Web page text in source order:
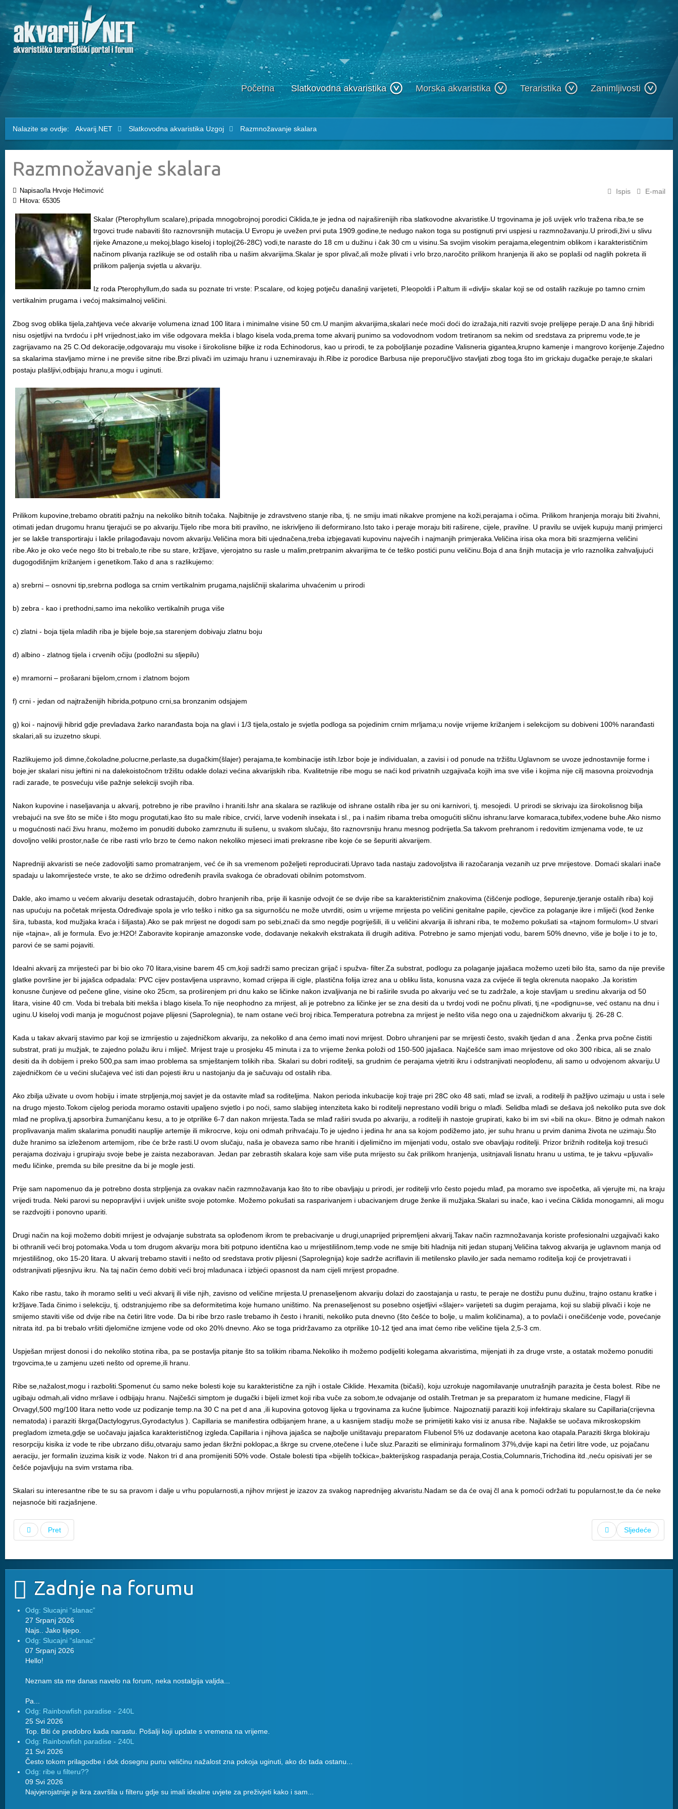
Početna Slatkovodna akvaristika Morska akvaristika Teraristika Zanimljivosti
Nalazite se ovdje: Akvarij.NET Slatkovodna akvaristika Uzgoj Razmnožavanje skalara
Razmnožavanje skalara
Ispis E-mail
Napisao/la Hrvoje Hečimović
Hitova: 65305
Skalar (Pterophyllum scalare),pripada mnogobrojnoj porodici Ciklida,te je jedna od najraširenijih riba slatkovodne akvaristike.U trgovinama je još uvijek vrlo tražena riba,te se
trgovci trude nabaviti što raznovrsnijih mutacija.U Evropu je uvežen prvi puta 1909.godine,te nedugo nakon toga su postignuti prvi uspjesi u razmnožavanju.U prirodi,živi u slivu
rijeke Amazone,u mekoj,blago kiseloj i toploj(26-28C) vodi,te naraste do 18 cm u dužinu i čak 30 cm u visinu.Sa svojim visokim perajama,elegentnim oblikom i karakterističnim
načinom plivanja razlikuje se od ostalih riba u našim akvarijima.Skalar je spor plivač,ali može plivati i vrlo brzo,naročito prilikom hranjenja ili ako se poplaši od naglih pokreta ili
prilikom paljenja svjetla u akvariju.
Iz roda Pterophyllum,do sada su poznate tri vrste: P.scalare, od kojeg potječu današnji varijeteti, P.leopoldi i P.altum ili «divlji» skalar koji se od ostalih razikuje po tamno crnim
vertikalnim prugama i većoj maksimalnoj veličini.
Zbog svog oblika tijela,zahtjeva veće akvarije volumena iznad 100 litara i minimalne visine 50 cm.U manjim akvarijima,skalari neće moći doći do izražaja,niti razviti svoje prelijepe peraje.D ana šnji hibridi
nisu osjetljivi na tvrdoću i pH vrijednost,iako im više odgovara mekša i blago kisela voda,prema tome akvarij punimo sa vodovodnom vodom tretiranom sa nekim od sredstava za pripremu vode,te je
zagrijavamo na 25 C.Od dekoracije,odgovaraju mu visoke i širokolisne biljke iz roda Echinodorus, kao u prirodi, te za poboljšanje pozadine Valisneria gigantea,krupno kamenje i mangrovo korijenje.Zajedno
sa skalarima stavljamo mirne i ne previše sitne ribe.Brzi plivači im uzimaju hranu i uznemiravaju ih.Ribe iz porodice Barbusa nije preporučljivo stavljati zbog toga što im grickaju dugačke peraje,te skalari
postaju plašljivi,odbijaju hranu,a mogu i uginuti.
Prilikom kupovine,trebamo obratiti pažnju na nekoliko bitnih točaka. Najbitnije je zdravstveno stanje riba, tj. ne smiju imati nikakve promjene na koži,perajama i očima. Prilikom hranjenja moraju biti živahni,
otimati jedan drugomu hranu tjerajući se po akvariju.Tijelo ribe mora biti pravilno, ne iskrivljeno ili deformirano.Isto tako i peraje moraju biti raširene, cijele, pravilne. U pravilu se uvijek kupuju manji primjerci
jer se lakše transportiraju i lakše prilagođavaju novom akvariju.Veličina mora biti ujednačena,treba izbjegavati kupovinu najvećih i najmanjih primjeraka.Veličina irisa oka mora biti srazmjerna veličini
ribe.Ako je oko veće nego što bi trebalo,te ribe su stare, kržljave, vjerojatno su rasle u malim,pretrpanim akvarijima te će teško postići punu veličinu.Boja d ana šnjih mutacija je vrlo raznolika zahvaljujući
dugogodišnjim križanjem i genetikom.Tako d ana s razlikujemo:
a) srebrni – osnovni tip,srebrna podloga sa crnim vertikalnim prugama,najsličniji skalarima uhvaćenim u prirodi
b) zebra - kao i prethodni,samo ima nekoliko vertikalnih pruga više
c) zlatni - boja tijela mladih riba je bijele boje,sa starenjem dobivaju zlatnu boju
d) albino - zlatnog tijela i crvenih očiju (podložni su sljepilu)
e) mramorni – prošarani bijelom,crnom i zlatnom bojom
f) crni - jedan od najtraženijih hibrida,potpuno crni,sa bronzanim odsjajem
g) koi - najnoviji hibrid gdje prevladava žarko naranđasta boja na glavi i 1/3 tijela,ostalo je svjetla podloga sa pojedinim crnim mrljama;u novije vrijeme križanjem i selekcijom su dobiveni 100% naranđasti
skalari,ali su izuzetno skupi.
Razlikujemo još dimne,čokoladne,polucrne,perlaste,sa dugačkim(šlajer) perajama,te kombinacije istih.Izbor boje je individualan, a zavisi i od ponude na tržištu.Uglavnom se uvoze jednostavnije forme i
boje,jer skalari nisu jeftini ni na dalekoistočnom tržištu odakle dolazi većina akvarijskih riba. Kvalitetnije ribe mogu se naći kod privatnih uzgajivača kojih ima sve više i kojima nije cilj masovna proizvodnja
radi zarade, te posvećuju više pažnje selekciji svojih riba.
Nakon kupovine i naseljavanja u akvarij, potrebno je ribe pravilno i hraniti.Ishr ana skalara se razlikuje od ishrane ostalih riba jer su oni karnivori, tj. mesojedi. U prirodi se skrivaju iza širokolisnog bilja
vrebajući na sve što se miče i što mogu progutati,kao što su male ribice, crvići, larve vodenih insekata i sl., pa i našim ribama treba omogućiti sličnu ishranu:larve komaraca,tubifex,vodene buhe.Ako nismo
u mogućnosti naći živu hranu, možemo im ponuditi duboko zamrznutu ili sušenu, u svakom slučaju, što raznovrsniju hranu mesnog podrijetla.Sa takvom prehranom i redovitim izmjenama vode, te uz
dovoljno veliki prostor,naše će ribe rasti vrlo brzo te ćemo nakon nekoliko mjeseci imati prekrasne ribe koje će se šepuriti akvarijem.
Napredniji akvaristi se neće zadovoljiti samo promatranjem, već će ih sa vremenom poželjeti reproducirati.Upravo tada nastaju zadovoljstva ili razočaranja vezanih uz prve mrijestove. Domaći skalari inače
spadaju u lakomrijesteće vrste, te ako se držimo određenih pravila svakoga će obradovati obilnim potomstvom.
Dakle, ako imamo u većem akvariju desetak odrastajućih, dobro hranjenih riba, prije ili kasnije odvojit će se dvije ribe sa karakterističnim znakovima (čišćenje podloge, šepurenje,tjeranje ostalih riba) koji
nas upućuju na početak mrijesta.Određivaje spola je vrlo teško i nitko ga sa sigurnošću ne može utvrditi, osim u vrijeme mrijesta po veličini genitalne papile, cjevčice za polaganje ikre i mliječi (kod ženke
šira, tubasta, kod mužjaka kraća i šiljasta).Ako se pak mrijest ne dogodi sam po sebi,znači da smo negdje pogriješili, ili u veličini akvarija ili ishrani riba, te možemo pokušati sa «tajnom formulom».U stvari
nije «tajna», ali je formula. Evo je:H2O! Zaboravite kopiranje amazonske vode, dodavanje nekakvih ekstrakata ili drugih aditiva. Potrebno je samo mjenjati vodu, barem 50% dnevno, više je bolje i to je to,
parovi će se sami pojaviti.
Idealni akvarij za mrijesteći par bi bio oko 70 litara,visine barem 45 cm,koji sadrži samo precizan grijač i spužva- filter.Za substrat, podlogu za polaganje jajašaca možemo uzeti bilo šta, samo da nije previše
glatke površine jer bi jajašca odpadala: PVC cijev postavljena uspravno, komad crijepa ili cigle, plastična folija izrez ana u obliku lista, konusna vaza za cvijeće ili tegla okrenuta naopako .Ja koristim
konusne čunjeve od pečene gline, visine oko 25cm, sa proširenjem pri dnu kako se ličinke nakon izvaljivanja ne bi raširile svuda po akvariju već se tu zadržale, a koje stavljam u sredinu akvarija od 50
litara, visine 40 cm. Voda bi trebala biti mekša i blago kisela.To nije neophodno za mrijest, ali je potrebno za ličinke jer se zna desiti da u tvrdoj vodi ne počnu plivati, tj.ne «podignu»se, već ostanu na dnu i
uginu.U kiseloj vodi manja je mogućnost pojave plijesni (Saprolegnia), te nam ostane veći broj ribica.Temperatura potrebna za mrijest je nešto viša nego ona u zajedničkom akvariju tj. 26-28 C.
Kada u takav akvarij stavimo par koji se izmrijestio u zajedničkom akvariju, za nekoliko d ana ćemo imati novi mrijest. Dobro uhranjeni par se mrijesti često, svakih tjedan d ana . Ženka prva počne čistiti
substrat, prati ju mužjak, te zajedno polažu ikru i mliječ. Mrijest traje u prosjeku 45 minuta i za to vrijeme ženka položi od 150-500 jajašaca. Najčešće sam imao mrijestove od oko 300 ribica, ali se znalo
desiti da ih dobijem i preko 500,pa sam imao problema sa smještanjem tolikih riba. Skalari su dobri roditelji, sa grudnim će perajama vjetriti ikru i odstranjivati neoplođenu, ali samo u odvojenom akvariju.U
zajedničkom će u većini slučajeva već isti dan pojesti ikru u nastojanju da je sačuvaju od ostalih riba.
Ako zbilja uživate u ovom hobiju i imate strpljenja,moj savjet je da ostavite mlađ sa roditeljima. Nakon perioda inkubacije koji traje pri 28C oko 48 sati, mlađ se izvali, a roditelji ih pažljivo uzimaju u usta i sele
na drugo mjesto.Tokom cijelog perioda moramo ostaviti upaljeno svjetlo i po noći, samo slabijeg intenziteta kako bi roditelji neprestano vodili brigu o mlađi. Selidba mlađi se dešava još nekoliko puta sve dok
mlađ ne propliva,tj.apsorbira žumanjčanu kesu, a to je otprilike 6-7 dan nakon mrijesta.Tada se mlađ raširi svuda po akvariju, a roditelji ih nastoje grupirati, kako bi im svi «bili na oku». Bitno je odmah nakon
proplivavanja malim skalarima ponuditi nauplije artemije ili mikrocrve, koju oni odmah prihvaćaju.To je ujedno i jedina hr ana sa kojom podižemo jato, jer suhu hranu u prvim danima života ne uzimaju.Što
duže hranimo sa izleženom artemijom, ribe će brže rasti.U ovom slučaju, naša je obaveza samo ribe hraniti i djelimično im mijenjati vodu, ostalo sve obavljaju roditelji. Prizor brižnih roditelja koji tresući
perajama dozivaju i grupiraju svoje bebe je zaista nezaboravan. Jedan par zebrastih skalara koje sam više puta mrijesto su čak prilikom hranjenja, usitnjavali lisnatu hranu u ustima, te je takvu «pljuvali»
među ličinke, premda su bile presitne da bi je mogle jesti.
Prije sam napomenuo da je potrebno dosta strpljenja za ovakav način razmnožavanja kao što to ribe obavljaju u prirodi, jer roditelji vrlo često pojedu mlađ, pa moramo sve ispočetka, ali vjerujte mi, na kraju
vrijedi truda. Neki parovi su nepopravljivi i uvijek unište svoje potomke. Možemo pokušati sa rasparivanjem i ubacivanjem druge ženke ili mužjaka.Skalari su inače, kao i većina Ciklida monogamni, ali mogu
se razdvojiti i ponovno upariti.
Drugi način na koji možemo dobiti mrijest je odvajanje substrata sa oplođenom ikrom te prebacivanje u drugi,unaprijed pripremljeni akvarij.Takav način razmnožavanja koriste profesionalni uzgajivači kako
bi othranili veći broj potomaka.Voda u tom drugom akvariju mora biti potpuno identična kao u mrijestilišnom,temp.vode ne smije biti hladnija niti jedan stupanj.Veličina takvog akvarija je uglavnom manja od
mrjestilišnog, oko 15-20 litara. U akvarij trebamo staviti i nešto od sredstava protiv plijesni (Saprolegnija) koje sadrže acriflavin ili metilensko plavilo,jer sada nemamo roditelja koji će provjetravati i
odstranjivati pljesnjivu ikru. Na taj način ćemo dobiti veći broj mladunaca i izbjeći opasnost da nam cijeli mrijest propadne.
Kako ribe rastu, tako ih moramo seliti u veći akvarij ili više njih, zavisno od veličine mrijesta.U prenaseljenom akvariju dolazi do zaostajanja u rastu, te peraje ne dostižu punu dužinu, trajno ostanu kratke i
kržljave.Tada činimo i selekciju, tj. odstranjujemo ribe sa deformitetima koje humano uništimo. Na prenaseljenost su posebno osjetljivi «šlajer» varijeteti sa dugim perajama, koji su slabiji plivači i koje ne
smijemo staviti više od dvije ribe na četiri litre vode. Da bi ribe brzo rasle trebamo ih često i hraniti, nekoliko puta dnevno (što češće to bolje, u malim količinama), a to povlači i onečišćenje vode, povećanje
nitrata itd. pa bi trebalo vršiti djelomične izmjene vode od oko 20% dnevno. Ako se toga pridržavamo za otprilike 10-12 tjed ana imat ćemo ribe veličine tijela 2,5-3 cm.
Uspješan mrijest donosi i do nekoliko stotina riba, pa se postavlja pitanje što sa tolikim ribama.Nekoliko ih možemo podijeliti kolegama akvaristima, mijenjati ih za druge vrste, a ostatak možemo ponuditi
trgovcima,te u zamjenu uzeti nešto od opreme,ili hranu.
Ribe se,nažalost,mogu i razboliti.Spomenut ću samo neke bolesti koje su karakteristične za njih i ostale Ciklide. Hexamita (bičaši), koju uzrokuje nagomilavanje unutrašnjih parazita je česta bolest. Ribe ne
ugibaju odmah,ali vidno mršave i odbijaju hranu. Najčešći simptom je dugački i bijeli izmet koji riba vuče za sobom,te odvajanje od ostalih.Tretman je sa preparatom iz humane medicine, Flagyl ili
Orvagyl,500 mg/100 litara netto vode uz podizanje temp.na 30 C na pet d ana ,ili kupovina gotovog lijeka u trgovinama za kućne ljubimce. Najpoznatiji paraziti koji infektiraju skalare su Capillaria(crijevna
nematoda) i paraziti škrga(Dactylogyrus,Gyrodactylus ). Capillaria se manifestira odbijanjem hrane, a u kasnijem stadiju može se primijetiti kako visi iz anusa ribe. Najlakše se uočava mikroskopskim
pregladom izmeta,gdje se uočavaju jajašca karakterističnog izgleda.Capillaria i njihova jajašca se najbolje uništavaju preparatom Flubenol 5% uz dodavanje acetona kao otapala.Paraziti škrga blokiraju
resorpciju kisika iz vode te ribe ubrzano dišu,otvaraju samo jedan škržni poklopac,a škrge su crvene,otečene i luče sluz.Paraziti se eliminiraju formalinom 37%,dvije kapi na četiri litre vode, uz pojačanu
aeraciju, jer formalin izuzima kisik iz vode. Nakon tri d ana promijeniti 50% vode. Ostale bolesti tipa «bijelih točkica»,bakterijskog raspadanja peraja,Costia,Columnaris,Trichodina itd.,neću opisivati jer se
češće pojavljuju na svim vrstama riba.
Skalari su interesantne ribe te su sa pravom i dalje u vrhu popularnosti,a njihov mrijest je izazov za svakog naprednijeg akvaristu.Nadam se da će ovaj čl ana k pomoći održati tu popularnost,te da će neke
nejasnoće biti razjašnjene.
Pret Sljedeće
Zadnje na forumu
Odg: Slucajni “slanac”
27 Srpanj 2026
Najs.. Jako lijepo.
Odg: Slucajni “slanac”
07 Srpanj 2026
Hello!
Neznam sta me danas navelo na forum, neka nostalgija valjda...
Pa...
Odg: Rainbowfish paradise - 240L
25 Svi 2026
Top. Biti će predobro kada narastu. Pošalji koji update s vremena na vrijeme.
Odg: Rainbowfish paradise - 240L
21 Svi 2026
Često tokom prilagodbe i dok dosegnu punu veličinu nažalost zna pokoja uginuti, ako do tada ostanu...
Odg: ribe u filteru??
09 Svi 2026
Najvjerojatnije je ikra završila u filteru gdje su imali idealne uvjete za preživjeti kako i sam...